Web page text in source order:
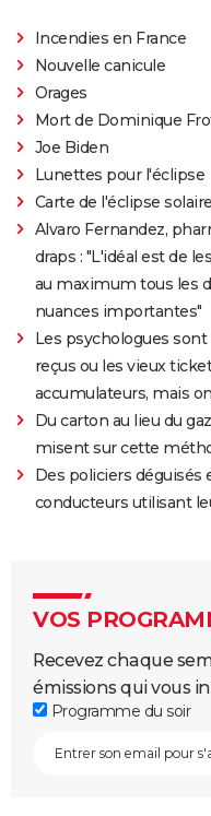
Incendies en France
Nouvelle canicule
Orages
Mort de Dominique
Joe Biden
Lunettes pour l'éclipse
Carte de l'éclipse
Alvaro Fernandez,
draps : "L'idéal est de
au maximum tous les
nuances importantes"
Les psychologues
reçus ou les vieux
accumulateurs, mais
Du carton au lieu du
misent sur cette
Des policiers déguisés
conducteurs utilisant
VOS
Recevez chaque
émissions qui vous
Programme du soir